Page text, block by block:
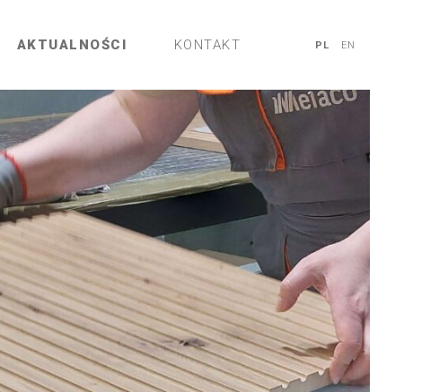
AKTUALNOŚCI KONTAKT PL EN